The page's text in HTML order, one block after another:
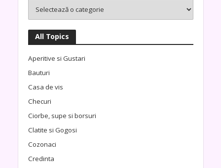
All Topics
Aperitive si Gustari
Bauturi
Casa de vis
Checuri
Ciorbe, supe si borsuri
Clatite si Gogosi
Cozonaci
Credinta